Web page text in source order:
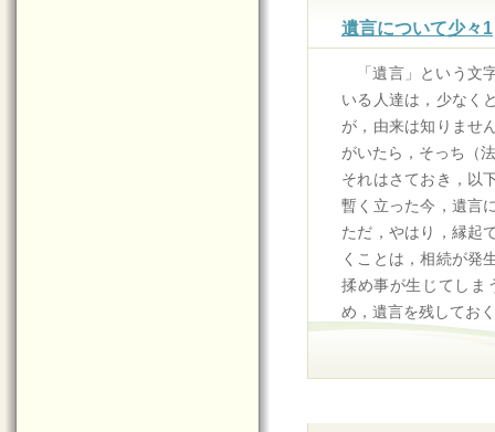
遺言について少々1
「遺言」という
いる人達は，少なく
が，由来は知りませ
がいたら，そっち（
それはさておき，以
暫く立った今，遺言
ただ，やはり，縁起
くことは，相続が発
揉め事が生じてしま
め，遺言を残してお